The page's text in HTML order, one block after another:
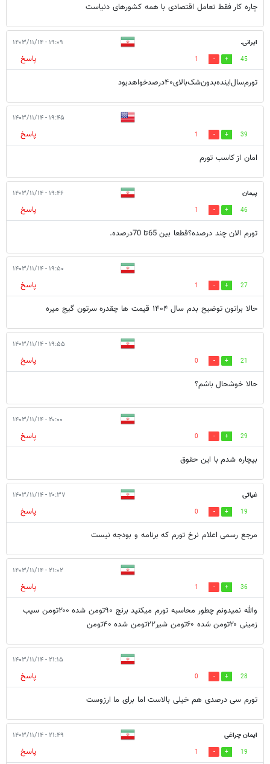
چاره کار فقط تعامل اقتصادی با همه کشورهای دنیاست
ایرانی. ۱۹:۰۹ - ۱۴۰۳/۱۱/۱۴
45
1
پاسخ
تورم‌سال‌اینده‌بدون‌شک‌بالای۴۰درصدخواهدبود
۱۹:۴۵ - ۱۴۰۳/۱۱/۱۴
39
1
پاسخ
امان از کاسب تورم
پیمان ۱۹:۴۶ - ۱۴۰۳/۱۱/۱۴
46
1
پاسخ
تورم الان چند درصده؟قطعا بین 65تا 70درصده.
۱۹:۵۰ - ۱۴۰۳/۱۱/۱۴
27
1
پاسخ
حالا براتون توضیح بدم سال ۱۴۰۴ قیمت ها چقدره سرتون گیج میره
۱۹:۵۵ - ۱۴۰۳/۱۱/۱۴
21
0
پاسخ
حالا خوشحال باشم؟
۲۰:۰۰ - ۱۴۰۳/۱۱/۱۴
29
0
پاسخ
بیچاره شدم با این حقوق
غیاثی ۲۰:۳۷ - ۱۴۰۳/۱۱/۱۴
19
0
پاسخ
مرجع رسمی اعلام نرخ تورم که برنامه و بودجه نیست
۲۱:۰۲ - ۱۴۰۳/۱۱/۱۴
36
1
پاسخ
والله نمیدونم چطور محاسبه تورم میکنید برنج ۹۰تومن شده ۲۰۰تومن سیب
زمینی ۲۰تومن شده ۶۰تومن شیر۲۲تومن شده ۴۰تومن
۲۱:۱۵ - ۱۴۰۳/۱۱/۱۴
28
0
پاسخ
تورم سی درصدی هم خیلی بالاست اما برای ما ارزوست
ایمان چراغی ۲۱:۴۹ - ۱۴۰۳/۱۱/۱۴
19
1
پاسخ